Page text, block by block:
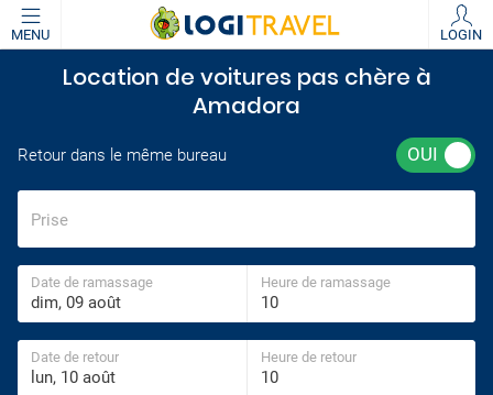
MENU LOGIN
Location de voitures pas chère à
Amadora
Retour dans le même bureau
Prise
Date de ramassage Heure de ramassage
Date de retour Heure de retour